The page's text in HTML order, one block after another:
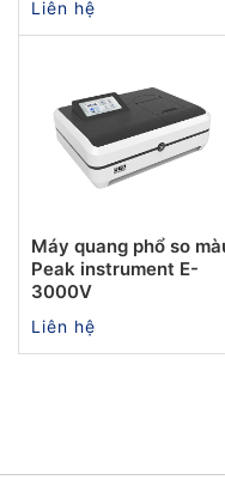
Liên hệ
Máy quang phổ so
Peak instrument E-
3000V
Liên hệ